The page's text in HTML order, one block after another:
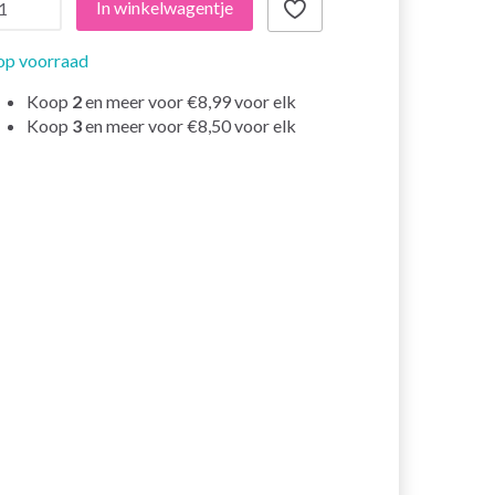
In winkelwagentje
voorraad
Koop 2en meer voor€8,99voor elk
Koop 3en meer voor€8,50voor elk